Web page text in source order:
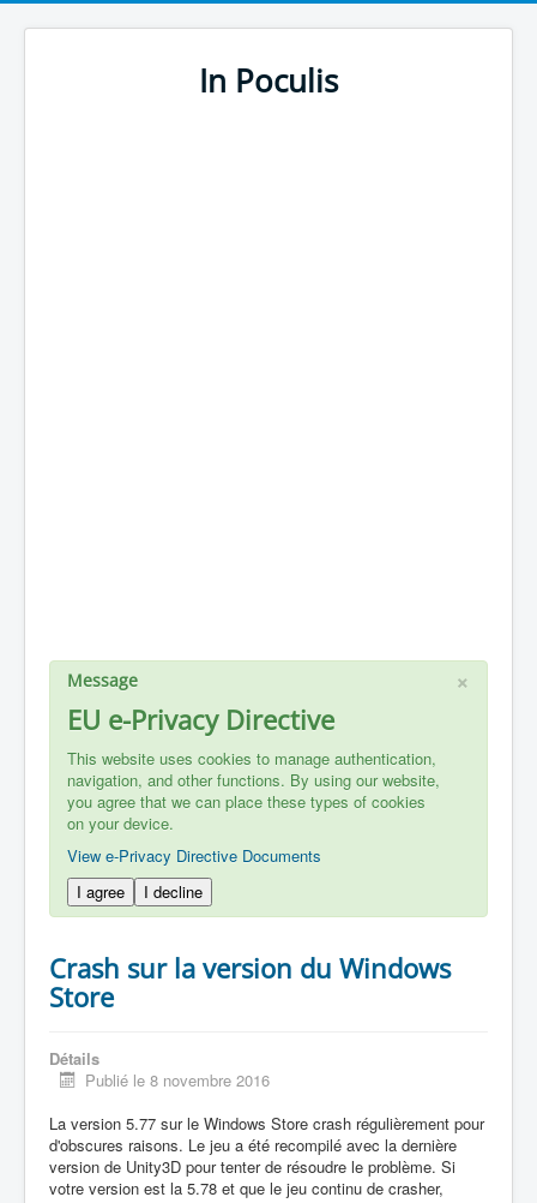
In Poculis
×
Message
EU e-Privacy Directive
This website uses cookies to manage authentication,
navigation, and other functions. By using our website,
you agree that we can place these types of cookies
on your device.
View e-Privacy Directive Documents
I agree
I decline
Crash sur la version du Windows
Store
Détails
Publié le 8 novembre 2016
La version 5.77 sur le Windows Store crash régulièrement pour
d'obscures raisons. Le jeu a été recompilé avec la dernière
version de Unity3D pour tenter de résoudre le problème. Si
votre version est la 5.78 et que le jeu continu de crasher,